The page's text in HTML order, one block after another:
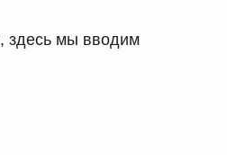
здесь мы вводим